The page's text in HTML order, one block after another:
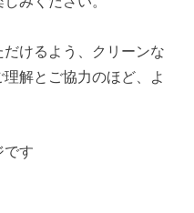
けるよう、クリーンな
解とご協力のほど、よ
です